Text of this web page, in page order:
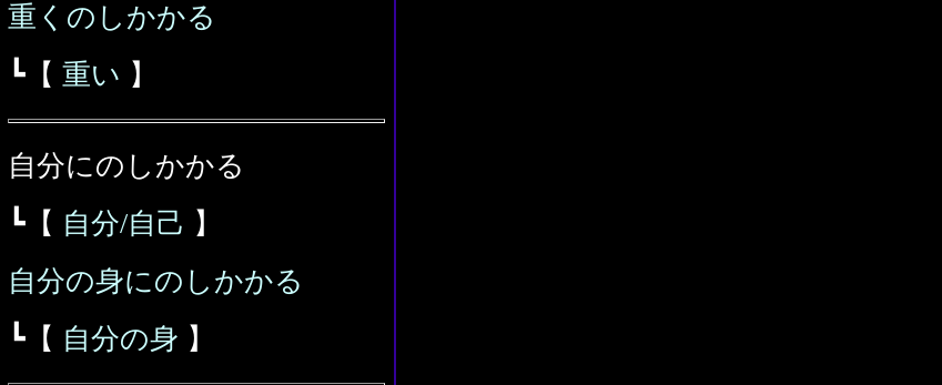
重くのしかかる
┗【 重い 】
自分にのしかかる
┗【 自分/自己 】
自分の身にのしかかる
┗【 自分の身 】